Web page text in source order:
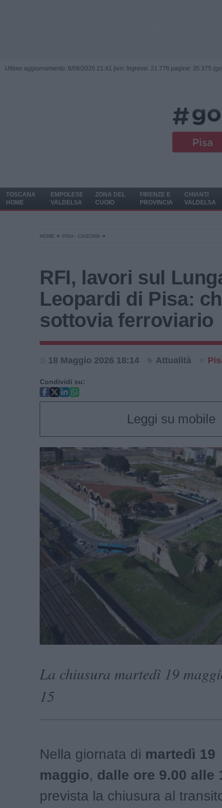
Ultimo aggiornamento: 8/08/2026 21:41 | ieri: Ingressi: 21.776 pagine: 35.375
TOSCANA
HOME
EMPOLESE
VALDELSA
ZONA DEL
CUOIO
FIRENZE E
PROVINCIA
CHIANTI
VALDELSA
HOME PISA - CASCINA
RFI, lavori sul
Leopardi di Pisa:
sottovia ferroviario
18 Maggio 2026 18:14 Attualità
Condividi su:
Leggi su mobile
La chiusura martedì 19
15
Nella giornata di martedì 19
maggio, dalle ore 9.00 alle
prevista la chiusura al